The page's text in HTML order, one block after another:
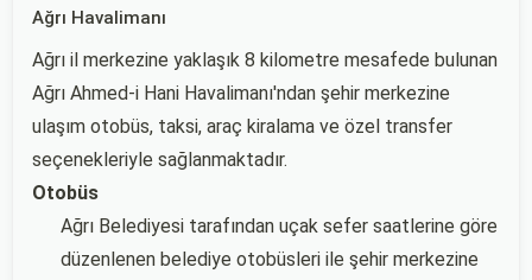
Ağrı Havalimanı
Ağrı il merkezine yaklaşık 8 kilometre mesafede bulunan
Ağrı Ahmed-i Hani Havalimanı'ndan şehir merkezine
ulaşım otobüs, taksi, araç kiralama ve özel transfer
seçenekleriyle sağlanmaktadır.
Otobüs
Ağrı Belediyesi tarafından uçak sefer saatlerine göre
düzenlenen belediye otobüsleri ile şehir merkezine